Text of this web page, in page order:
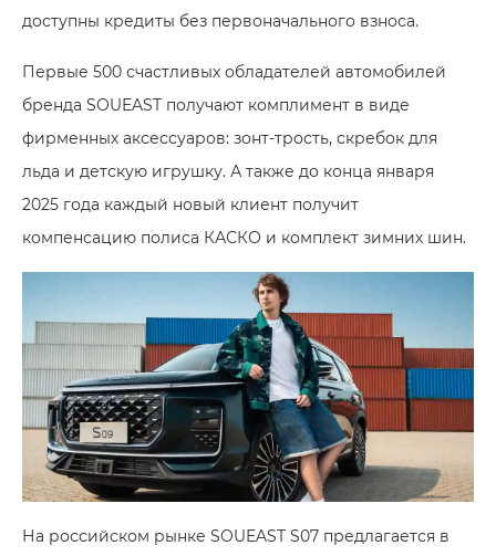
доступны кредиты без первоначального взноса.
Первые 500 счастливых обладателей автомобилей
бренда SOUEAST получают комплимент в виде
фирменных аксессуаров: зонт-трость, скребок для
льда и детскую игрушку. А также до конца января
2025 года каждый новый клиент получит
компенсацию полиса КАСКО и комплект зимних шин.
На российском рынке SOUEAST S07 предлагается в